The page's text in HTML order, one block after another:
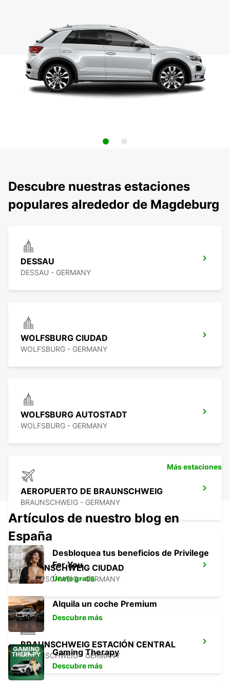
Descubre nuestras estaciones
populares alrededor de Magdeburg
DESSAU
DESSAU - GERMANY
WOLFSBURG CIUDAD
WOLFSBURG - GERMANY
WOLFSBURG AUTOSTADT
WOLFSBURG - GERMANY
AEROPUERTO DE BRAUNSCHWEIG
BRAUNSCHWEIG - GERMANY
BRAUNSCHWEIG CIUDAD
BRAUNSCHWEIG - GERMANY
BRAUNSCHWEIG ESTACIÓN CENTRAL
BRAUNSCHWEIG - GERMANY
Más estaciones
Artículos de nuestro blog en
España
Desbloquea tus beneficios de Privilege
For You
Únete gratis
Alquila un coche Premium
Descubre más
Gaming Therapy
Descubre más